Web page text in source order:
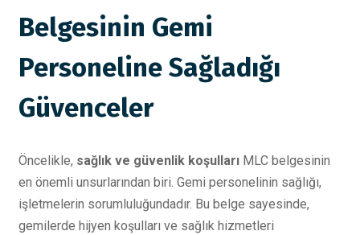
Belgesinin Gemi
Personeline Sağladığı
Güvenceler
Öncelikle, sağlık ve güvenlik koşulları MLC belgesinin
en önemli unsurlarından biri. Gemi personelinin sağlığı,
işletmelerin sorumluluğundadır. Bu belge sayesinde,
gemilerde hijyen koşulları ve sağlık hizmetleri